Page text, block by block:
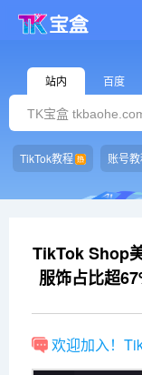
站内 百度
TikTok教程 账号
TikTok Shop
服饰占比超
欢迎加入！